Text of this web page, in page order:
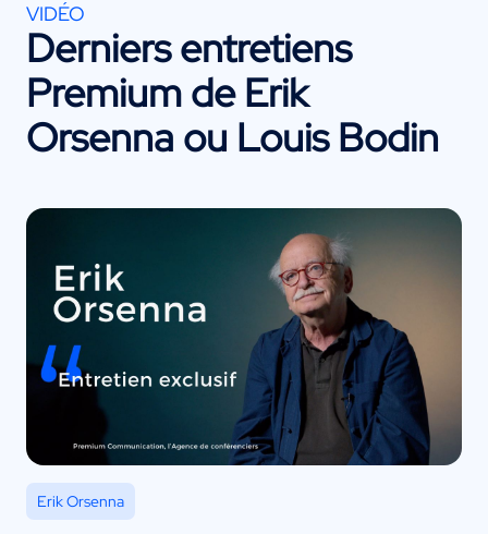
VIDÉO
Derniers entretiens
Premium deErik
Orsenna ou Louis Bodin
Erik Orsenna